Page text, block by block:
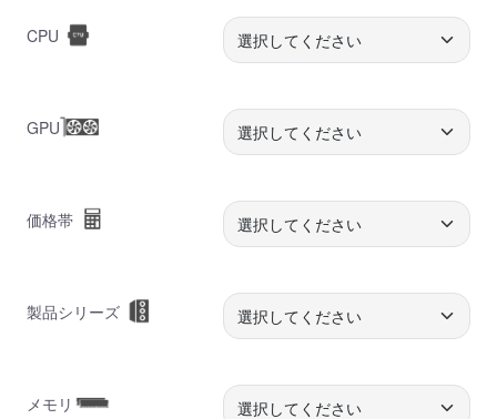
CPU
GPU
価格帯
製品シリーズ
メモリ